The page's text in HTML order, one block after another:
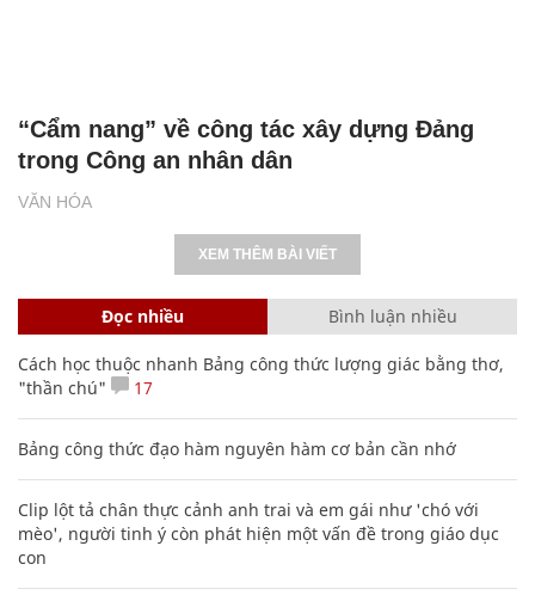
VĂN HÓA
“Cẩm nang” về công tác xây dựng Đảng
trong Công an nhân dân
XEM THÊM BÀI VIẾT
Đọc nhiều Bình luận nhiều
Cách học thuộc nhanh Bảng công thức lượng giác bằng thơ,
"thần chú"
17
Bảng công thức đạo hàm nguyên hàm cơ bản cần nhớ
Clip lột tả chân thực cảnh anh trai và em gái như 'chó với
mèo', người tinh ý còn phát hiện một vấn đề trong giáo dục
con